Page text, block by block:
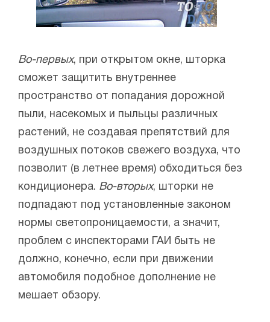
Во-первых, при открытом окне, шторка
сможет защитить внутреннее
пространство от попадания дорожной
пыли, насекомых и пыльцы различных
растений, не создавая препятствий для
воздушных потоков свежего воздуха, что
позволит (в летнее время) обходиться без
кондиционера. Во-вторых, шторки не
подпадают под установленные законом
нормы светопроницаемости, а значит,
проблем с инспекторами ГАИ быть не
должно, конечно, если при движении
автомобиля подобное дополнение не
мешает обзору.